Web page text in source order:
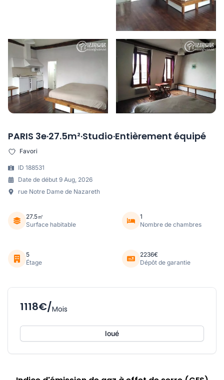
PARIS 3e·27.5m²·Studio·Entièrement équipé
Favori
ID 188531
Date de début 9 Aug, 2026
rue Notre Dame de Nazareth
27.5㎡
Surface habitable
1
Nombre de chambres
5
Étage
2236€
Dépôt de garantie
1118€/Mois
loué